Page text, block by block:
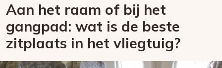
Aan het raam of bij het
gangpad: wat is de beste
zitplaats in het vliegtuig?